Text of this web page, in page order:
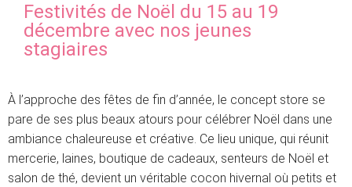
Festivités de Noël du 15 au 19
décembre avec nos jeunes
stagiaires
À l’approche des fêtes de fin d’année, le concept store se
pare de ses plus beaux atours pour célébrer Noël dans une
ambiance chaleureuse et créative. Ce lieu unique, qui réunit
mercerie, laines, boutique de cadeaux, senteurs de Noël et
salon de thé, devient un véritable cocon hivernal où petits et